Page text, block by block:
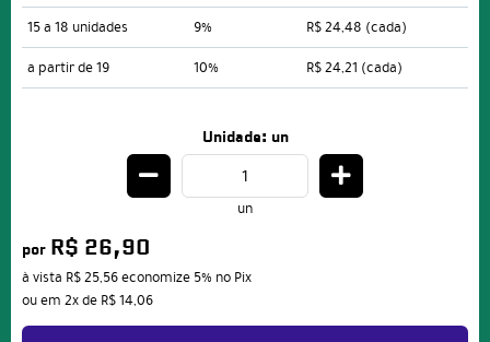
15 a 18 unidades
9% R$ 24,48 (cada)
a partir de 19
10% R$ 24,21 (cada)
Unidade: un
un
por R$ 26,90
à vista R$ 25,56economize 5% no Pix
ou em 2xde R$ 14,06